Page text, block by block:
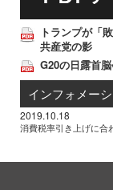
トランプが「
共産党の影
G20の日露首
インフォメー
2019.10.18
消費税率引き上げに合